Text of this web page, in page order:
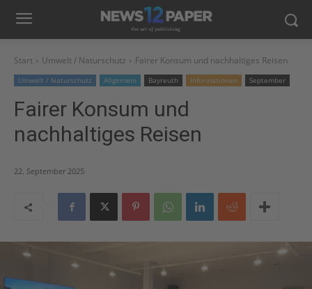
Start Umwelt / Naturschutz Fairer Konsum und nachhaltiges Reisen
Umwelt / Naturschutz Allgemein Bayreuth Informationen September
Fairer Konsum und
nachhaltiges Reisen
22. September 2025